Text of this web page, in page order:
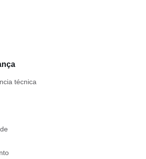
técnica